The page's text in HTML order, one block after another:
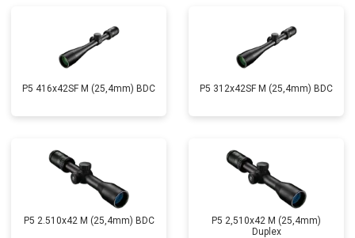
P5 416x42SF M (25,4mm) BDC P5 312x42SF M (25,4mm) BDC
P5 2.510x42 M (25,4mm) BDC
P5 2,510x42 M (25,4mm)
Duplex